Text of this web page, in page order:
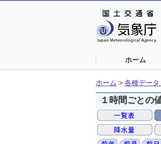
ホーム
ホーム > 各種デー
１時間ごとの